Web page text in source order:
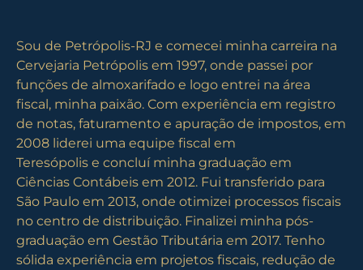
Sou de Petrópolis-RJ e comecei minha carreira na
Cervejaria Petrópolis em 1997, onde passei por
funções de almoxarifado e logo entrei na área
fiscal, minha paixão. Com experiência em registro
de notas, faturamento e apuração de impostos, em
2008 liderei uma equipe fiscal em
Teresópolis e concluí minha graduação em
Ciências Contábeis em 2012. Fui transferido para
São Paulo em 2013, onde otimizei processos fiscais
no centro de distribuição. Finalizei minha pós-
graduação em Gestão Tributária em 2017. Tenho
sólida experiência em projetos fiscais, redução de